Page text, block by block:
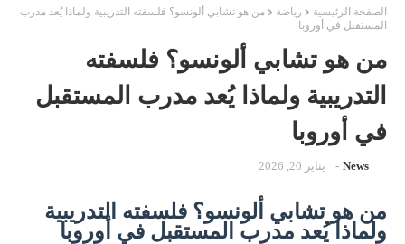
الصفحة الرئيسية رياضة
من هو تشابي ألونسو؟ فلسفته التدريبية ولماذا يُعد مدرب
المستقبل في أوروبا
من هو تشابي ألونسو؟ فلسفته
التدريبية ولماذا يُعد مدرب المستقبل
في أوروبا
News يناير 20, 2026
من هو تشابي ألونسو؟ فلسفته التدريبية
ولماذا يُعد مدرب المستقبل في أوروبا